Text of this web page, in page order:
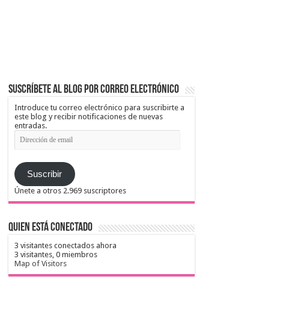
Suscríbete al blog por correo electrónico
Introduce tu correo electrónico para suscribirte a
este blog y recibir notificaciones de nuevas
entradas.
Dirección
de
Suscribir
Únete a otros 2.969 suscriptores
Quien está conectado
3 visitantes conectados ahora
3 visitantes, 0 miembros
Map of Visitors